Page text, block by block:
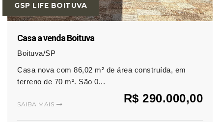
GSP LIFE BOITUVA
Casa a venda Boituva
Boituva/SP
Casa nova com 86,02 m² de área construída, em
terreno de 70 m². São 0...
R$ 290.000,00
SAIBA MAIS